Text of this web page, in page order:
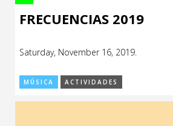
FRECUENCIAS 2019
Saturday, November 16, 2019.
MÚSICA ACTIVIDADES